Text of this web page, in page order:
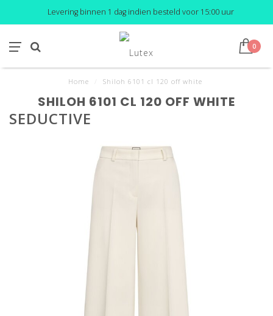
Levering binnen 1 dag indien besteld voor 15:00 uur
0
Home Shiloh 6101 cl 120 off white
SHILOH 6101 CL 120 OFF WHITE
SEDUCTIVE